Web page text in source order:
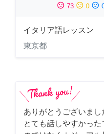
sentiment_satisfied 73 sentiment_neutral 0 sentiment_dissatisfied
イタリア語レッスン
東京都
ありがとうございま
とても話しやすかっ